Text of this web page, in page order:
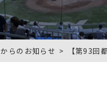
らのお知らせ 【第93回